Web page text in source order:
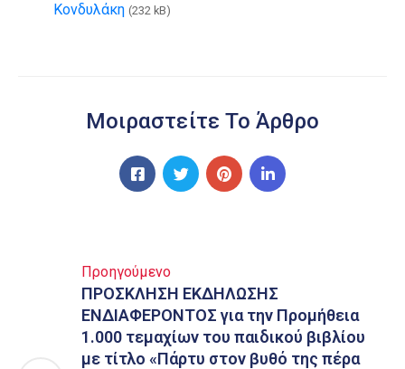
Κονδυλάκη (232 kB)
Μοιραστείτε Το Άρθρο
Προηγούμενο
ΠΡΟΣΚΛΗΣΗ ΕΚΔΗΛΩΣΗΣ
ΕΝΔΙΑΦΕΡΟΝΤΟΣ για την Προμήθεια
1.000 τεμαχίων του παιδικού βιβλίου
με τίτλο «Πάρτυ στον βυθό της πέρα